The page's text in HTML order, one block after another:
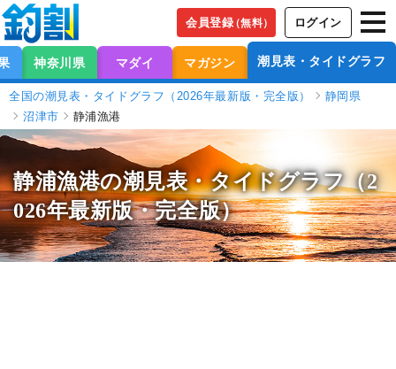
会員登録（無料） ログイン
神奈川県 マダイ マガジン 潮見表・タイドグラフ
全国の潮見表・タイドグラフ（2026年最新版・完全版）
静岡県
沼津市
静浦漁港
静浦漁港の潮見表・タイドグラフ（2
026年最新版・完全版）